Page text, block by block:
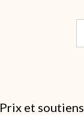
Prix et soutiens